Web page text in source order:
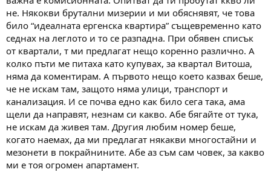
не. Някокви брутални мизерии и ми обяснявят, че това
било “идеалната ергенска квартира” същевременно като
седнах на леглото и то се разпадна. При обявен списък
от квартали, т ми предлагат нещо коренно различно. А
колко пъти ме питаха като купувах, за квартал Витоша,
няма да коментирам. А първото нещо което казвах беше,
че не искам там, защото няма улици, транспорт и
канализация. И се почва едно как било сега така, ама
щели да направят, незнам си какво. Абе бягайте от тука,
не искам да живея там. Другия любим номер беше,
когато наемах, да ми предлагат някакви многостайни и
мезонети в покрайнините. Абе аз съм сам човек, за какво
ми е тоя огромен апартамент.